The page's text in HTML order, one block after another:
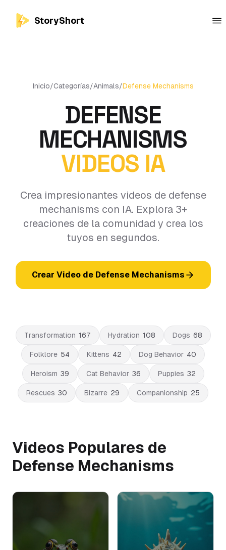
StoryShort
Inicio/Categorías/Animals/Defense Mechanisms
DEFENSE
MECHANISMS
VIDEOS IA
Crea impresionantes videos de defense
mechanisms con IA. Explora 3+
creaciones de la comunidad y crea los
tuyos en segundos.
Crear Video de Defense Mechanisms
Transformation 167 Hydration 108 Dogs 68
Folklore 54 Kittens 42 Dog Behavior 40
Heroism 39 Cat Behavior 36 Puppies 32
Rescues 30 Bizarre 29 Companionship 25
Videos Populares de
Defense Mechanisms